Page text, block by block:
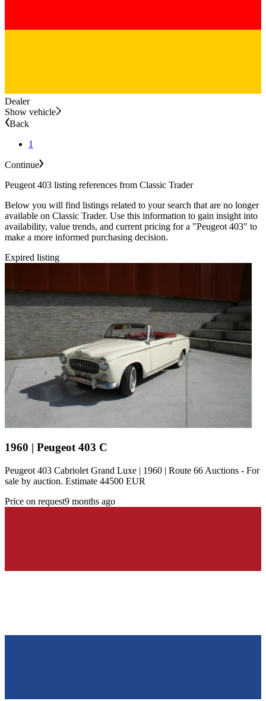
Dealer
Show vehicle
Back
1
Continue
Peugeot 403 listing references from Classic Trader
Below you will find listings related to your search that are no longer
available on Classic Trader. Use this information to gain insight into
availability, value trends, and current pricing for a "Peugeot 403" to
make a more informed purchasing decision.
Expired listing
1960 | Peugeot 403 C
Peugeot 403 Cabriolet Grand Luxe | 1960 | Route 66 Auctions - For
sale by auction. Estimate 44500 EUR
Price on request9 months ago